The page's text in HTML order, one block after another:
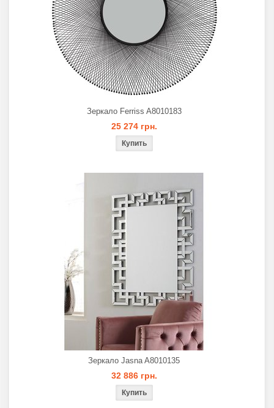
Зеркало Ferriss A8010183
25 274 грн.
Зеркало Jasna A8010135
32 886 грн.